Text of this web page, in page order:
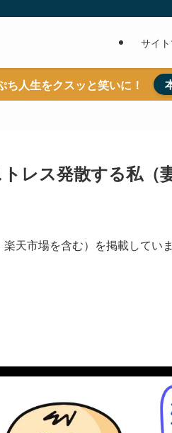
サイ
ち人生をクスッと笑いに！
レス発散する私（妻
天市場を含む）を掲載していま